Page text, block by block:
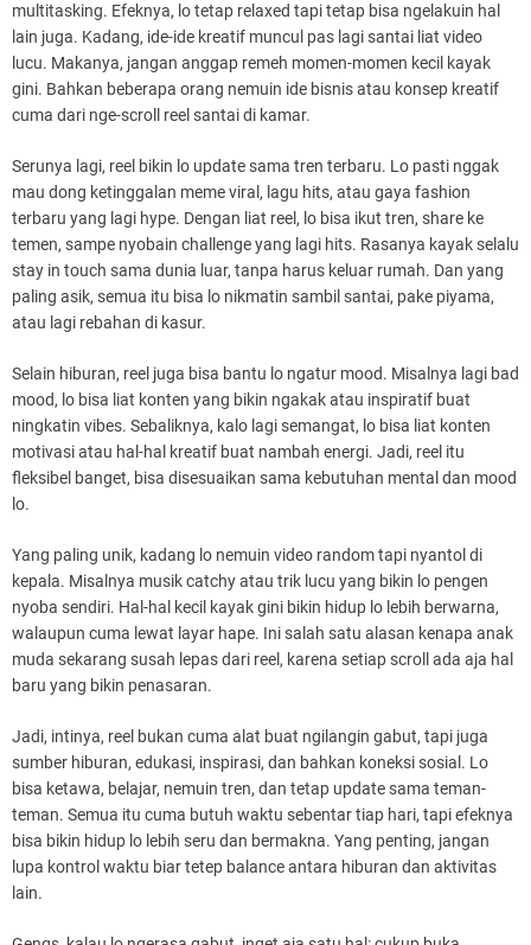
multitasking. Efeknya, lo tetap relaxed tapi tetap bisa ngelakuin hal
lain juga. Kadang, ide-ide kreatif muncul pas lagi santai liat video
lucu. Makanya, jangan anggap remeh momen-momen kecil kayak
gini. Bahkan beberapa orang nemuin ide bisnis atau konsep kreatif
cuma dari nge-scroll reel santai di kamar.
Serunya lagi, reel bikin lo update sama tren terbaru. Lo pasti nggak
mau dong ketinggalan meme viral, lagu hits, atau gaya fashion
terbaru yang lagi hype. Dengan liat reel, lo bisa ikut tren, share ke
temen, sampe nyobain challenge yang lagi hits. Rasanya kayak selalu
stay in touch sama dunia luar, tanpa harus keluar rumah. Dan yang
paling asik, semua itu bisa lo nikmatin sambil santai, pake piyama,
atau lagi rebahan di kasur.
Selain hiburan, reel juga bisa bantu lo ngatur mood. Misalnya lagi bad
mood, lo bisa liat konten yang bikin ngakak atau inspiratif buat
ningkatin vibes. Sebaliknya, kalo lagi semangat, lo bisa liat konten
motivasi atau hal-hal kreatif buat nambah energi. Jadi, reel itu
fleksibel banget, bisa disesuaikan sama kebutuhan mental dan mood
lo.
Yang paling unik, kadang lo nemuin video random tapi nyantol di
kepala. Misalnya musik catchy atau trik lucu yang bikin lo pengen
nyoba sendiri. Hal-hal kecil kayak gini bikin hidup lo lebih berwarna,
walaupun cuma lewat layar hape. Ini salah satu alasan kenapa anak
muda sekarang susah lepas dari reel, karena setiap scroll ada aja hal
baru yang bikin penasaran.
Jadi, intinya, reel bukan cuma alat buat ngilangin gabut, tapi juga
sumber hiburan, edukasi, inspirasi, dan bahkan koneksi sosial. Lo
bisa ketawa, belajar, nemuin tren, dan tetap update sama teman-
teman. Semua itu cuma butuh waktu sebentar tiap hari, tapi efeknya
bisa bikin hidup lo lebih seru dan bermakna. Yang penting, jangan
lupa kontrol waktu biar tetep balance antara hiburan dan aktivitas
lain.